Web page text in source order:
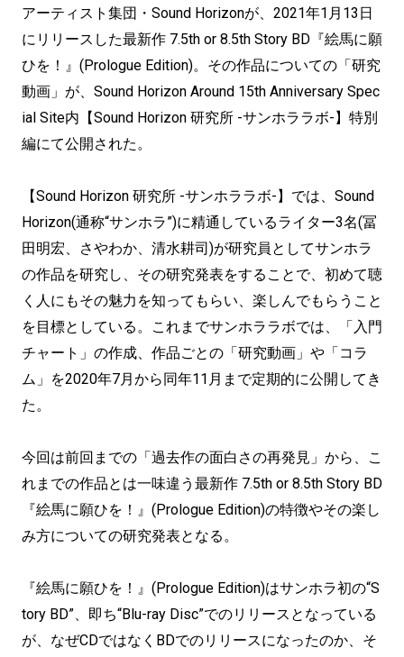
アーティスト集団・Sound Horizonが、2021年1月13日
にリリースした最新作 7.5th or 8.5th Story BD『絵馬に願
ひを！』(Prologue Edition)。その作品についての「研究
動画」が、Sound Horizon Around 15th Anniversary Spec
ial Site内【Sound Horizon 研究所 -サンホララボ-】特別
編にて公開された。
【Sound Horizon 研究所 -サンホララボ-】では、Sound
Horizon(通称“サンホラ”)に精通しているライター3名(冨
田明宏、さやわか、清水耕司)が研究員としてサンホラ
の作品を研究し、その研究発表をすることで、初めて聴
く人にもその魅力を知ってもらい、楽しんでもらうこと
を目標としている。これまでサンホララボでは、「入門
チャート」の作成、作品ごとの「研究動画」や「コラ
ム」を2020年7月から同年11月まで定期的に公開してき
た。
今回は前回までの「過去作の面白さの再発見」から、こ
れまでの作品とは一味違う最新作 7.5th or 8.5th Story BD
『絵馬に願ひを！』(Prologue Edition)の特徴やその楽し
み方についての研究発表となる。
『絵馬に願ひを！』(Prologue Edition)はサンホラ初の“S
tory BD”、即ち“Blu-ray Disc”でのリリースとなっている
が、なぜCDではなくBDでのリリースになったのか、そ